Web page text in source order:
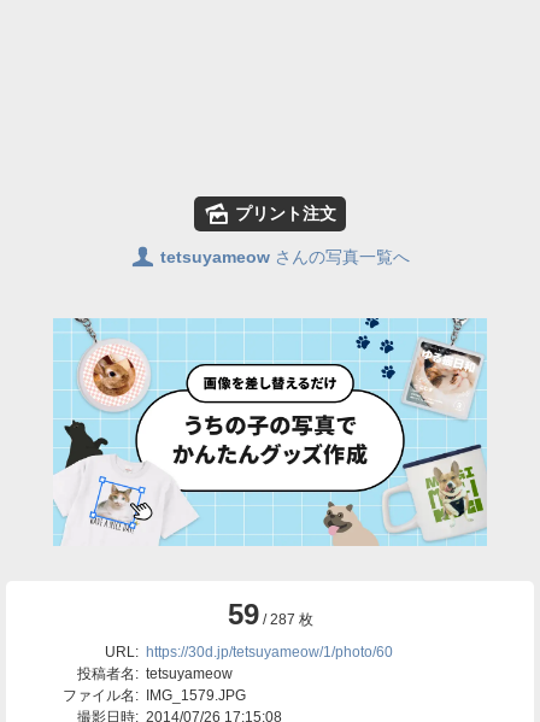
🌄 プリント注文
👤 tetsuyameow さんの写真一覧へ
59 / 287 枚
URL: https://30d.jp/tetsuyameow/1/photo/60
投稿者名: tetsuyameow
ファイル名: IMG_1579.JPG
撮影日時: 2014/07/26 17:15:08